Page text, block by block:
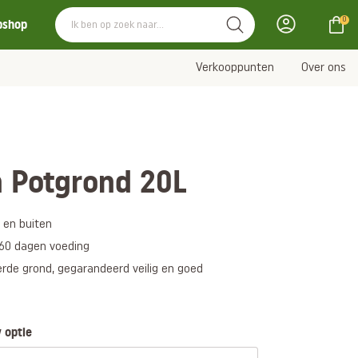
0
Verkooppunten Over ons
Potgrond 20L
en buiten
dagen voeding
grond, gegarandeerd veilig en goed
optie